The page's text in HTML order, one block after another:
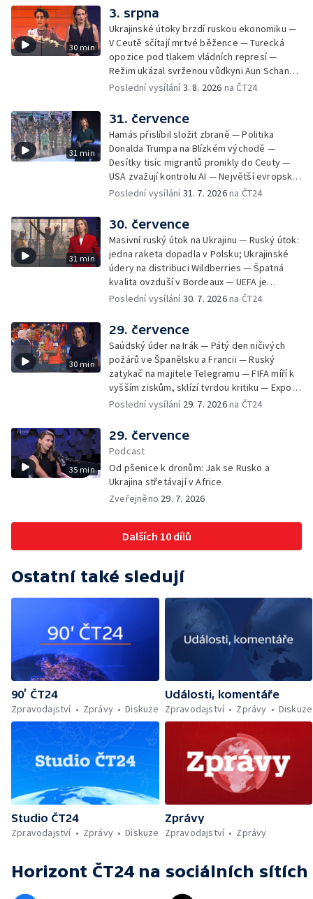
židle pod ředitelem FIFA — Itálie se chystá
na návrat jaderné energetiky
30 min
3. srpna
Ukrajinské útoky brzdí ruskou ekonomiku —
V Ceutě sčítají mrtvé běžence — Turecká
opozice pod tlakem vládních represí —
Režim ukázal svrženou vůdkyni Aun Schan
Su Ťij — Evropu sužují požáry — Na Borneu
Poslední vysílání3. 8. 2026 na ČT24
31 min
31. července
Hamás přislíbil složit zbraně — Politika
Donalda Trumpa na Blízkém východě —
Desítky tisíc migrantů pronikly do Ceuty —
USA zvažují kontrolu AI — Největší evropské
toky vysychají
Poslední vysílání31. 7. 2026na ČT24
31 min
30. července
Masivní ruský útok na Ukrajinu — Ruský útok:
jedna raketa dopadla v Polsku; Ukrajinské
údery na distribuci Wildberries — Špatná
kvalita ovzduší v Bordeaux — UEFA je
připravená bojkotovat MS ve fotbale —
— Republikáni tvrdí, že Fauci pohrdá
Kongresem — Největší socha Panny Marie v
Evropě
Poslední vysílání30. 7. 2026na ČT24
30 min
29. července
Saúdský úder na Irák — Pátý den ničivých
požárů ve Španělsku a Francii — Ruský
zatykač na majitele Telegramu — FIFA míří k
vyšším ziskům, sklízí tvrdou kritiku — Export
ukrajinského obilí ohrožovaný Ruskem —
trochu jiná lanovka
Poslední vysílání 29. 7. 2026na ČT24
35 min
29. července
Podcast
Od pšenice k dronům: Jak se Rusko a
Ukrajina střetávají v Africe
Zveřejněno 29. 7. 2026
Dalších 10 dílů
Ostatní také sledují
90’ ČT24
Zpravodajství
Zprávy Diskuze
Události, komentáře
Zpravodajství
Zprávy Diskuze
Studio ČT24
Zpravodajství
Zprávy Diskuze
Zprávy
Zpravodajství
Zprávy
Horizont ČT24 na sociálních sítích